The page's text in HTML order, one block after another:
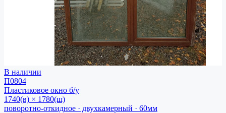
В наличии
П0804
Пластиковое окно б/у
1740(в) × 1780(ш)
поворотно-откидное · двухкамерный · 60мм